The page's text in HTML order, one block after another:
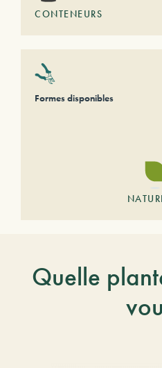
CONTENEURS
Formes disponibles
Quelle